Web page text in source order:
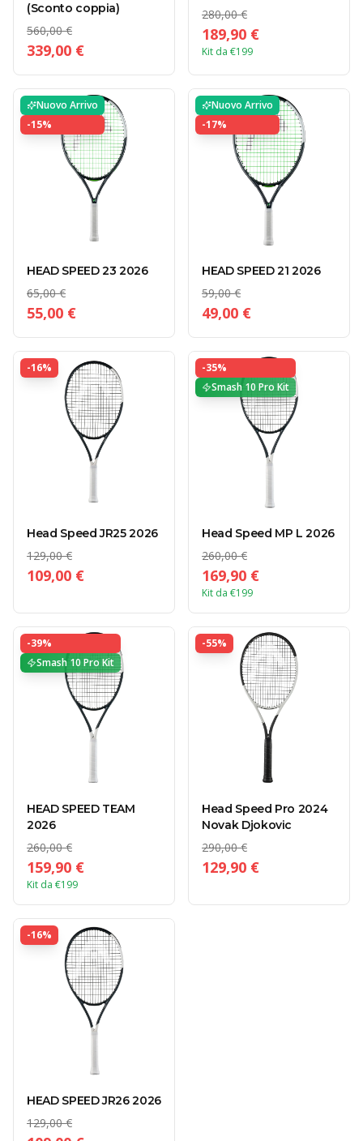
(Sconto coppia)
560,00 €
339,00 €
280,00 €
189,90 €
Kit da €199
Nuovo Arrivo
-15%
HEAD SPEED 23 2026
65,00 €
55,00 €
Nuovo Arrivo
-17%
HEAD SPEED 21 2026
59,00 €
49,00 €
-16%
Head Speed JR25 2026
129,00 €
109,00 €
-35%
Smash 10 Pro Kit
Head Speed MP L 2026
260,00 €
169,90 €
Kit da €199
-39%
Smash 10 Pro Kit
HEAD SPEED TEAM
2026
260,00 €
159,90 €
Kit da €199
-55%
Head Speed Pro 2024
Novak Djokovic
290,00 €
129,90 €
-16%
HEAD SPEED JR26 2026
129,00 €